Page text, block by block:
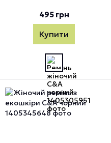
495 грн
Купити